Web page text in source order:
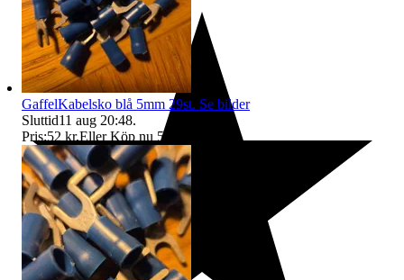
GaffelKabelsko blå 5mm 29st. Se bilder
Sluttid11 aug 20:48.
Pris:52 kr,Eller Köp nu 54 kr